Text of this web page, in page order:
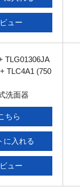
ュー
TLG01306JA
TLC4A1 (750
洗面器
ちら
に入れる
ュー